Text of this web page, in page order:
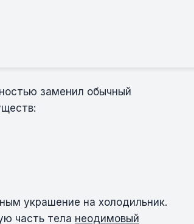
заменил обычный
украшение на холодильник.
часть тела неодимовый